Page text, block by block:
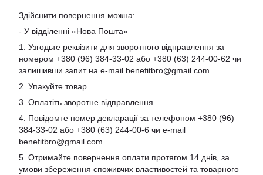
Здійснити повернення можна:
- У відділенні «Нова Пошта»
1. Узгодьте реквізити для зворотного відправлення за
номером +380 (96) 384-33-02 або +380 (63) 244-00-62 чи
залишивши запит на e-mail benefitbro@gmail.com
2. Упакуйте товар.
3. Оплатіть зворотне відправлення.
4. Повідомте номер декларації за телефоном +380 (96)
384-33-02 або +380 (63) 244-00-6 чи e-mail
benefitbro@gmail.com
5. Отримайте повернення оплати протягом 14 днів, за
умови збереження споживчих властивостей та товарного